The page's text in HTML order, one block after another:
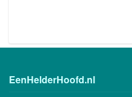
EenHelderHoofd.nl